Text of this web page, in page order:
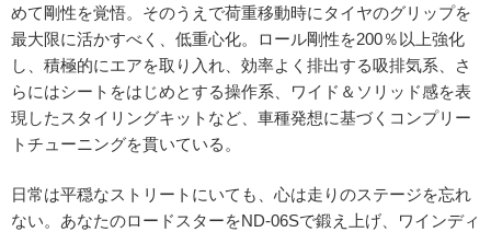
めて剛性を覚悟。そのうえで荷重移動時にタイヤのグリップを
最大限に活かすべく、低重心化。ロール剛性を200％以上強化
し、積極的にエアを取り入れ、効率よく排出する吸排気系、さ
らにはシートをはじめとする操作系、ワイド＆ソリッド感を表
現したスタイリングキットなど、車種発想に基づくコンプリー
トチューニングを貫いている。
日常は平穏なストリートにいても、心は走りのステージを忘れ
ない。あなたのロードスターをND-06Sで鍛え上げ、ワインディ